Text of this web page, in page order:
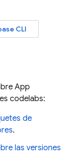
CLI
App
codelabs:
de
.
las versiones